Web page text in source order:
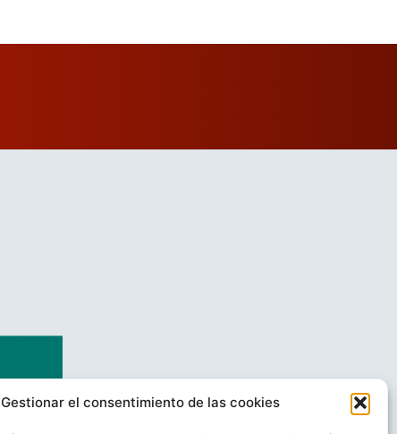
Gestionar el consentimiento de las cookies